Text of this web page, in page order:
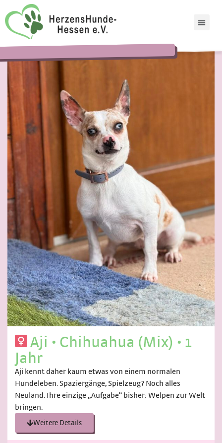
Aji • Chihuahua (Mix) • 1
Jahr
Aji kennt daher kaum etwas von einem normalen
Hundeleben. Spaziergänge, Spielzeug? Noch alles
Neuland. Ihre einzige „Aufgabe“ bisher: Welpen zur Welt
bringen.
Weitere Details